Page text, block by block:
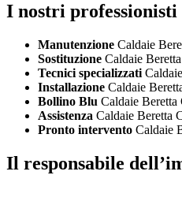
I nostri professionisti
Manutenzione Caldaie
Sostituzione Caldaie
Tecnici specializzati
Installazione Caldaie
Bollino Blu Caldaie Beretta
Assistenza Caldaie Beretta
Pronto intervento Caldaie
Il responsabile